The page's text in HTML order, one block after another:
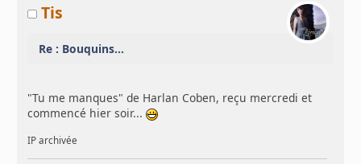
Tis
Re : Bouquins...
"Tu me manques" de Harlan Coben, reçu mercredi et
commencé hier soir...
IP archivée